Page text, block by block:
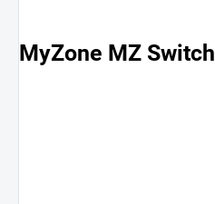
MyZone MZ Switch